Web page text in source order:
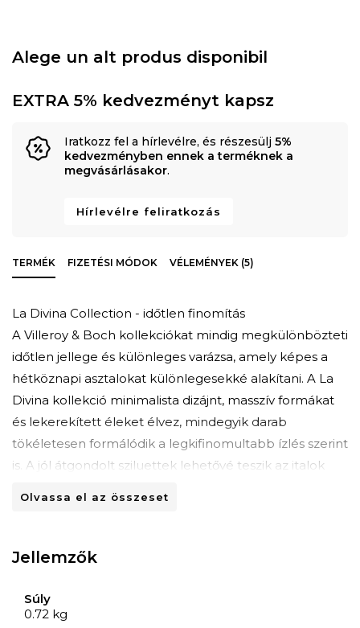
Alege un alt produs disponibil
EXTRA 5% kedvezményt kapsz
Iratkozz fel a hírlevélre, és részesülj 5%
kedvezményben ennek a terméknek a
megvásárlásakor.
Hírlevélre feliratkozás
TERMÉK FIZETÉSI MÓDOK VÉLEMÉNYEK (5)
La Divina Collection - időtlen finomítás
A Villeroy & Boch kollekciókat mindig megkülönbözteti
időtlen jellege és különleges varázsa, amely képes a
hétköznapi asztalokat különlegesekké alakítani. A La
Divina kollekció minimalista dizájnt, masszív formákat
és lekerekített éleket élvez, mindegyik darab
tökéletesen formálódik a legkifinomultabb ízlés szerint
is. A jól átgondolt sziluettek lehetővé teszik az italok
Az 1748-ban alapított Villeroy & Boch márka átadja
termékek gyártásával, amelyet világszerte elismernek
Olvassa el az összeset
Jellemzők
Súly
0.72 kg